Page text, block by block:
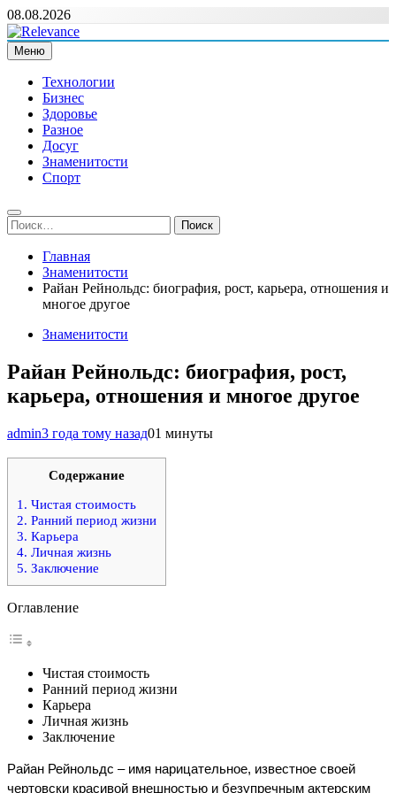
Перейти
к
содержимому
08.08.2026
Relevance
Релевантні новини — саме те, що вам потрібно
Меню
Технологии
Бизнес
Здоровье
Разное
Досуг
Знаменитости
Спорт
Найти:
Главная
Знаменитости
Райан Рейнольдс: биография, рост, карьера, отношения и
многое другое
Знаменитости
Райан Рейнольдс: биография, рост,
карьера, отношения и многое другое
admin3 года тому назад01 минуты
Содержание
1. Чистая стоимость
2. Ранний период жизни
3. Карьера
4. Личная жизнь
5. Заключение
Оглавление
Чистая стоимость
Ранний период жизни
Карьера
Личная жизнь
Заключение
Райан Рейнольдс – имя нарицательное, известное своей
чертовски красивой внешностью и безупречным актерским